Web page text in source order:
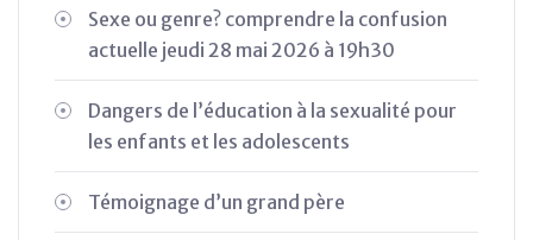
Sexe ou genre? comprendre la confusion
actuelle jeudi 28 mai 2026 à 19h30
Dangers de l’éducation à la sexualité pour
les enfants et les adolescents
Témoignage d’un grand père